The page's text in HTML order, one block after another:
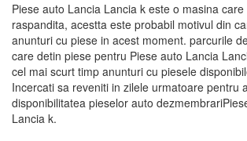
Piese auto Lancia Lancia k este o masina
raspandita, acestta este probabil motivul din
anunturi cu piese in acest moment. parcurile
care detin piese pentru Piese auto Lancia
cel mai scurt timp anunturi cu piesele
Incercati sa reveniti in zilele urmatoare pentru
disponibilitatea pieselor auto
Lancia k.